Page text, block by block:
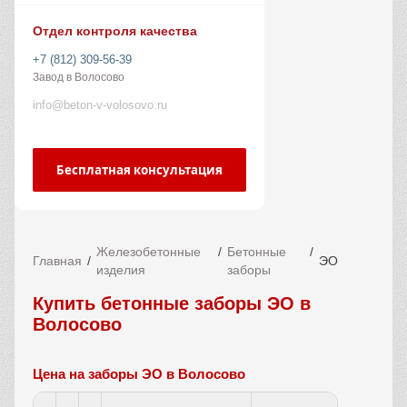
Отдел контроля качества
+7 (812) 309-56-39
Завод в Волосово
info@beton-v-volosovo.ru
Бесплатная консультация
Главная
Железобетонные
изделия
Бетонные
заборы
ЭО
Купить бетонные заборы ЭО в
Волосово
Цена на заборы ЭО в Волосово